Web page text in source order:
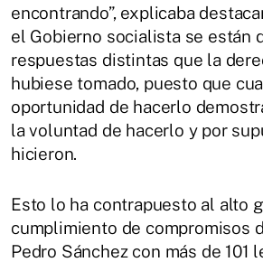
encontrando”, explicaba
el Gobierno socialista se están
respuestas distintas que la
hubiese tomado, puesto que
oportunidad de hacerlo
la voluntad de hacerlo y por
hicieron.
Esto lo ha contrapuesto al alto
cumplimiento de compromisos
Pedro Sánchez con más de 101